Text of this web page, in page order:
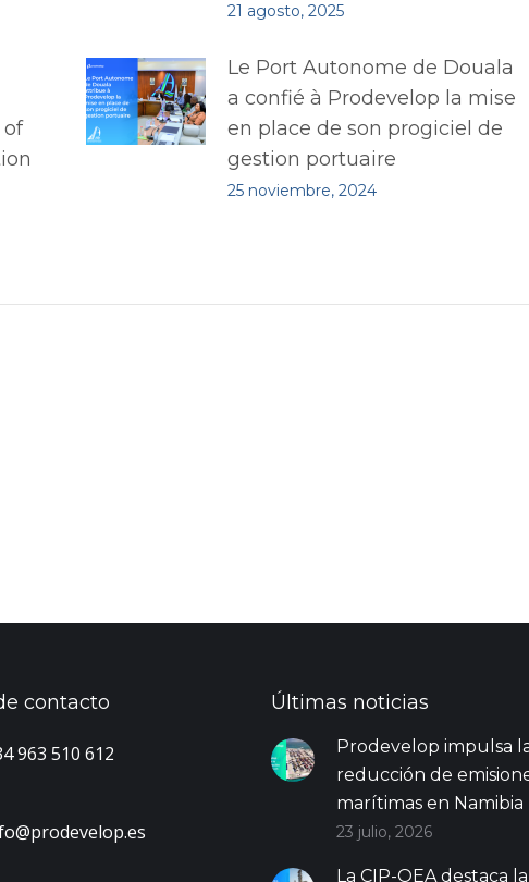
21 agosto, 2025
Le Port Autonome de Douala
a confié à Prodevelop la mise
en place de son progiciel de
gestion portuaire
25 noviembre, 2024
contacto
963 510 612
Últimas noticias
Prodevelop impulsa
reducción de
marítimas en Namibia
23 julio, 2026
La CIP-OEA destaca la